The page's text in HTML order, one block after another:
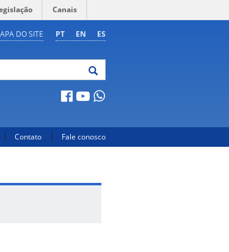
Canais
PT EN ES
DO SITE
Contato Fale conosco